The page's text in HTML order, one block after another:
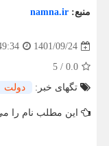
منبع: namna.ir
1401/09/24
0.0
/
5
تگهای خبر:
دولت
این مطلب نام را